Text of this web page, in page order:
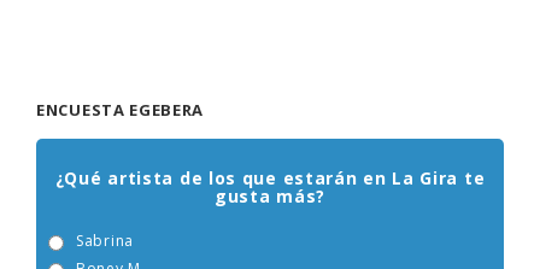
¿Qué artista de los que estarán en La Gira te
gusta más?